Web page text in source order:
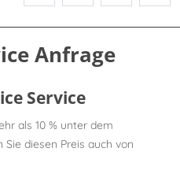
Anfrage
Service
als 10 % unter dem
Sie diesen Preis auch von